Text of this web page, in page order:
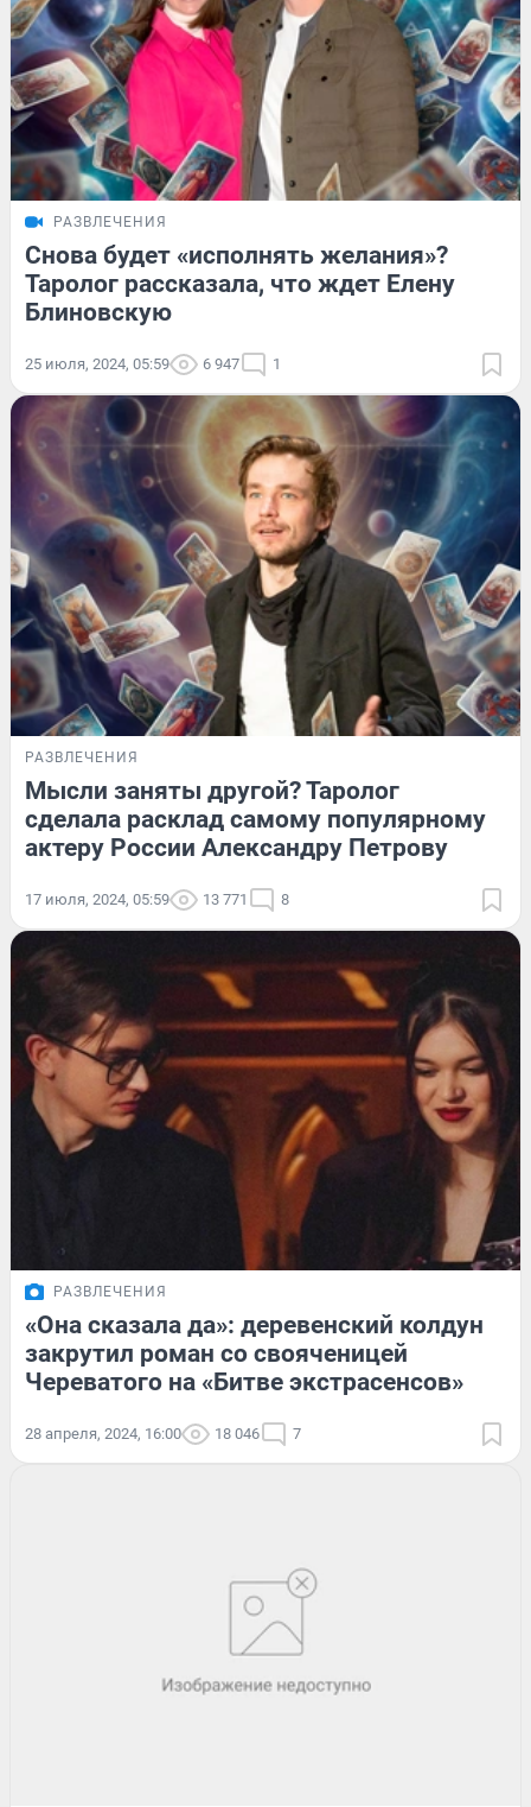
РАЗВЛЕЧЕНИЯ
Снова будет «исполнять желания»?
Таролог рассказала, что ждет Елену
Блиновскую
25 июля, 2024, 05:59 6 947 1
РАЗВЛЕЧЕНИЯ
Мысли заняты другой? Таролог
сделала расклад самому популярному
актеру России Александру Петрову
17 июля, 2024, 05:59 13 771 8
РАЗВЛЕЧЕНИЯ
«Она сказала да»: деревенский колдун
закрутил роман со свояченицей
Череватого на «Битве экстрасенсов»
28 апреля, 2024, 16:00 18 046 7